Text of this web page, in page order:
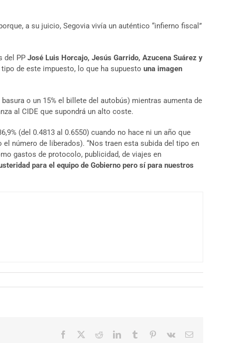
a su juicio, Segovia vivía un auténtico “infierno fiscal”
del PP José Luis Horcajo, Jesús Garrido, Azucena Suárez y
de este impuesto, lo que ha supuesto una imagen
o un 15% el billete del autobús) mientras aumenta de
al CIDE que supondrá un alto coste.
(del 0.4813 al 0.6550) cuando no hace ni un año que
número de liberados). “Nos traen esta subida del tipo en
gastos de protocolo, publicidad, de viajes en
para el equipo de Gobierno pero sí para nuestros
Facebook RedditLinkedInTumblr Pinterest
Vk
Correo